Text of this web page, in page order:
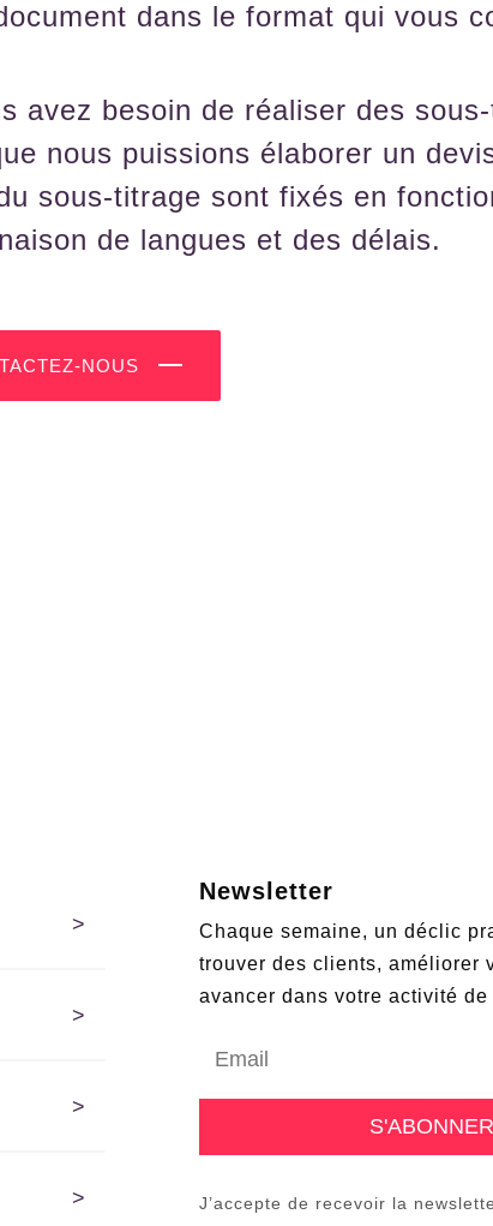
dans le format qui vous
avez besoin de réaliser des
nous puissions élaborer un
sous-titrage sont fixés en
de langues et des délais.
NOUS
>
>
>
>
Newsletter
Chaque semaine, un déclic
trouver des clients, améliorer
avancer dans votre activité de
J’accepte de recevoir la